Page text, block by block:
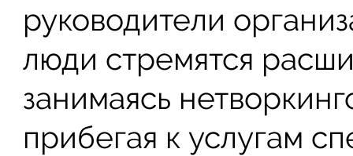
руководители
люди стремятся
занимаясь
прибегая к услугам